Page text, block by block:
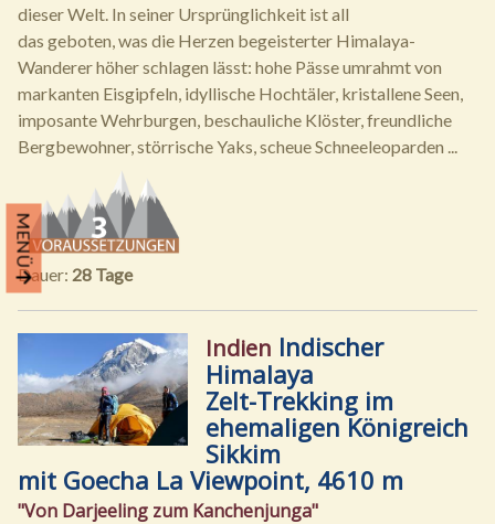
MENÜ
dieser Welt. In seiner Ursprünglichkeit ist all
das geboten, was die Herzen begeisterter Himalaya-
Wanderer höher schlagen lässt: hohe Pässe umrahmt von
markanten Eisgipfeln, idyllische Hochtäler, kristallene Seen,
imposante Wehrburgen, beschauliche Klöster, freundliche
Bergbewohner, störrische Yaks, scheue Schneeleoparden ...
Dauer: 28 Tage
Indien Indischer
Himalaya
Zelt-Trekking im
ehemaligen Königreich
Sikkim
mit Goecha La Viewpoint, 4610 m
"Von Darjeeling zum Kanchenjunga"